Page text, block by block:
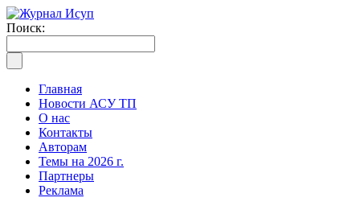
Поиск:
Главная
Новости АСУ ТП
О нас
Контакты
Авторам
Темы на 2026 г.
Партнеры
Реклама